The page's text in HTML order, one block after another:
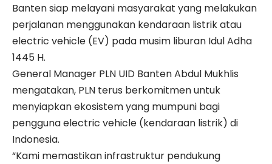
Banten siap melayani masyarakat yang melakukan
perjalanan menggunakan kendaraan listrik atau
electric vehicle (EV) pada musim liburan Idul Adha
1445 H.
General Manager PLN UID Banten Abdul Mukhlis
mengatakan, PLN terus berkomitmen untuk
menyiapkan ekosistem yang mumpuni bagi
pengguna electric vehicle (kendaraan listrik) di
Indonesia.
“Kami memastikan infrastruktur pendukung